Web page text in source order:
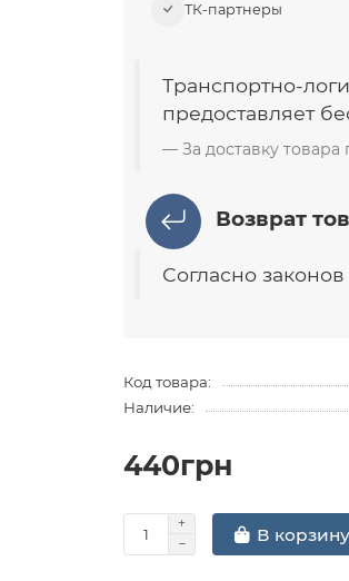
ТК-партнеры
Транспортно-
предоставляет
За доставку
Возврат
Согласно
Код товара:
Наличие:
440грн
В корзину